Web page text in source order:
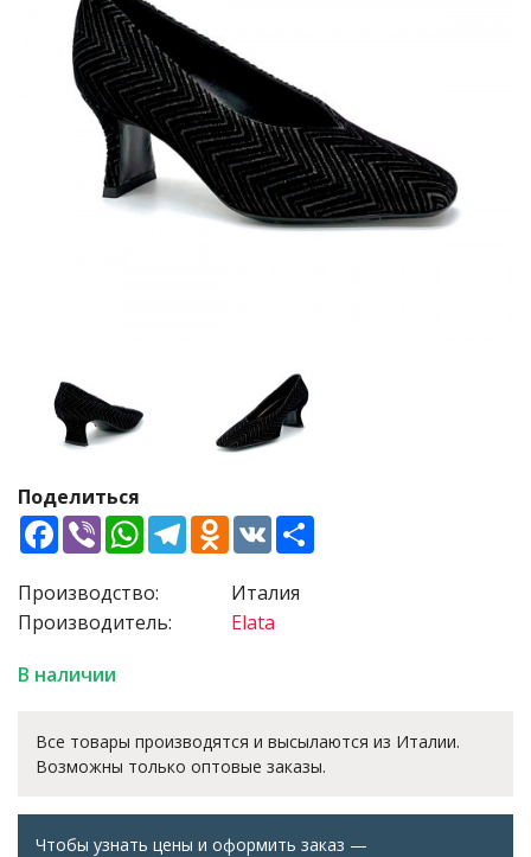
Поделиться
Facebook
ViberWhatsApp
TelegramOdnoklassniki
VK
Производство:
Производитель:
Италия
Elata
В наличии
Все товары производятся и высылаются из Италии.
Возможны только оптовые заказы.
Чтобы узнать цены и оформить заказ —